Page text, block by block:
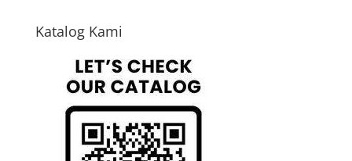
Katalog Kami